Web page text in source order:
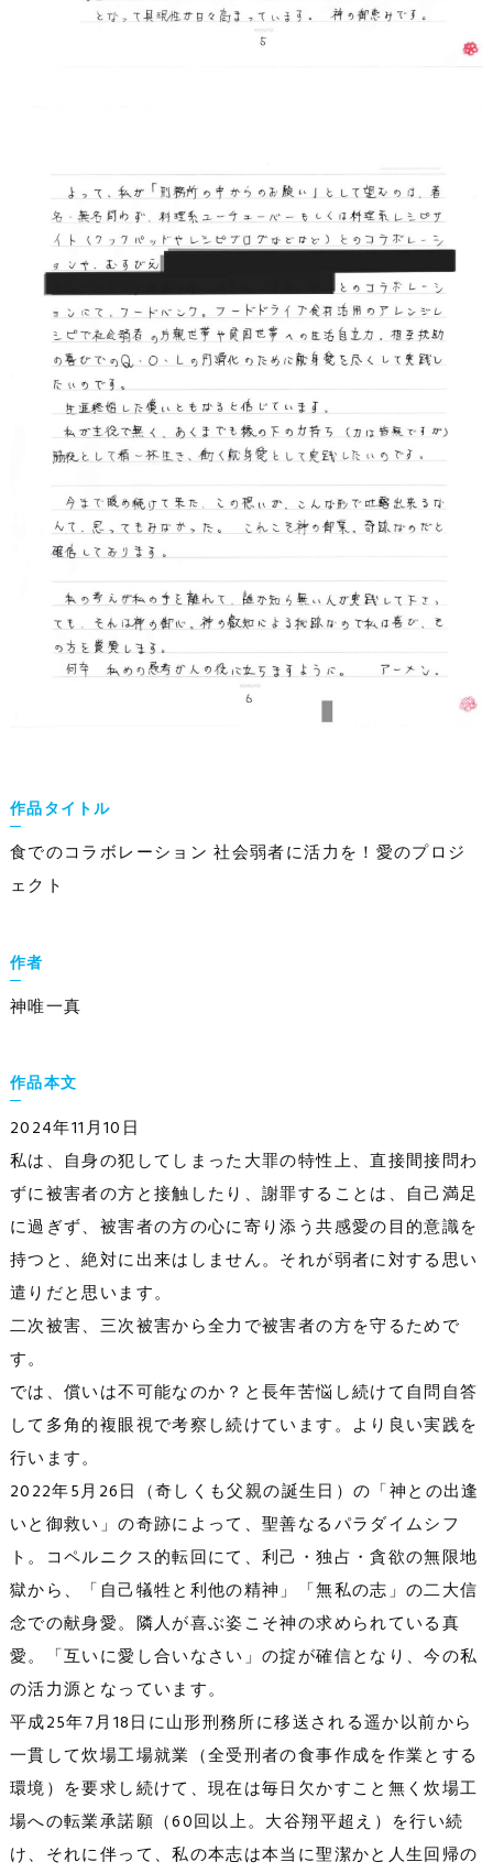
作品タイトル
食でのコラボレーション 社会弱者に活力を！愛のプロジ
ェクト
作者
神唯一真
作品本文
2024年11月10日
私は、自身の犯してしまった大罪の特性上、直接間接問わ
ずに被害者の方と接触したり、謝罪することは、自己満足
に過ぎず、被害者の方の心に寄り添う共感愛の目的意識を
持つと、絶対に出来はしません。それが弱者に対する思い
遣りだと思います。
二次被害、三次被害から全力で被害者の方を守るためで
す。
では、償いは不可能なのか？と長年苦悩し続けて自問自答
して多角的複眼視で考察し続けています。より良い実践を
行います。
2022年5月26日（奇しくも父親の誕生日）の「神との出逢
いと御救い」の奇跡によって、聖善なるパラダイムシフ
ト。コペルニクス的転回にて、利己・独占・貪欲の無限地
獄から、「自己犠牲と利他の精神」「無私の志」の二大信
念での献身愛。隣人が喜ぶ姿こそ神の求められている真
愛。「互いに愛し合いなさい」の掟が確信となり、今の私
の活力源となっています。
平成25年7月18日に山形刑務所に移送される遥か以前から
一貫して炊場工場就業（全受刑者の食事作成を作業とする
環境）を要求し続けて、現在は毎日欠かすこと無く炊場工
場への転業承諾願（60回以上。大谷翔平超え）を行い続
け、それに伴って、私の本志は本当に聖潔かと人生回帰の